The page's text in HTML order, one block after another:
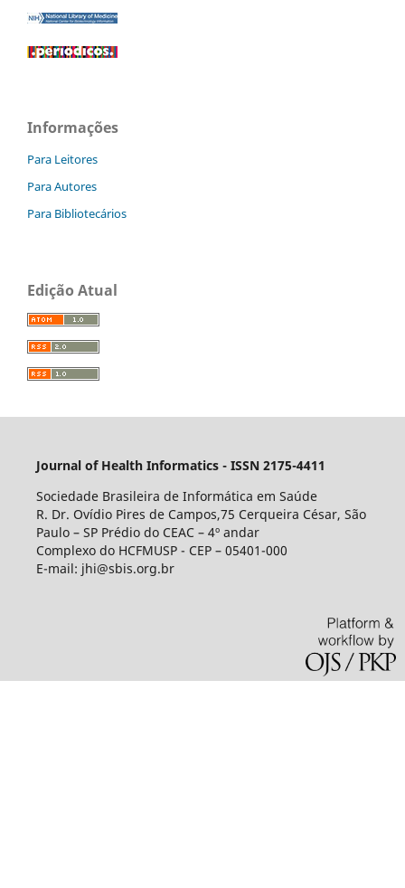
Informações
Para Leitores
Para Autores
Para Bibliotecários
Edição Atual
Journal of Health Informatics - ISSN 2175-4411
Sociedade Brasileira de Informática em Saúde
R. Dr. Ovídio Pires de Campos,75 Cerqueira César, São
Paulo – SP Prédio do CEAC – 4º andar
Complexo do HCFMUSP - CEP – 05401-000
E-mail: jhi@sbis.org.br